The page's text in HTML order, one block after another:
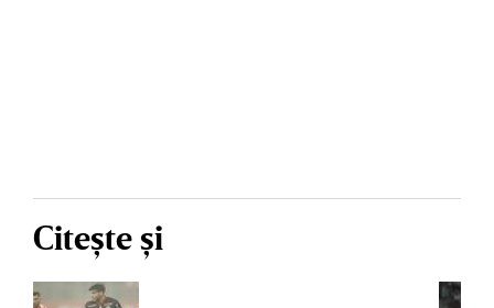
Citește și